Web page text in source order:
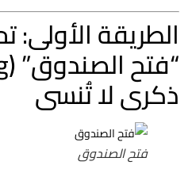
الطريقة الأولى:
ذكرى لا تُنسى
فتح الصندوق